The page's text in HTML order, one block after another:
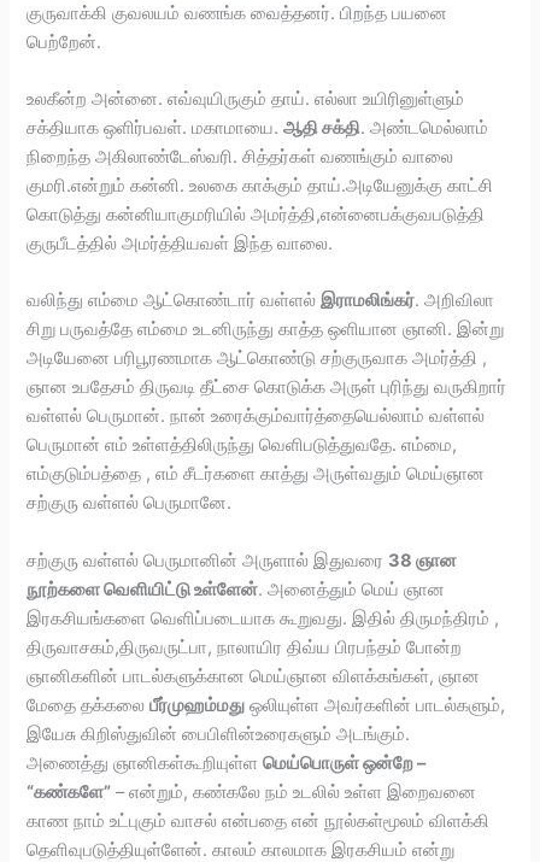
குருவாக்கி குவலயம் வணங்க வைத்தனர். பிறந்த பயனை
பெற்றேன்.
உலகீன்ற அன்னை. எவ்வுயிருகும் தாய். எல்லா உயிரினுள்ளும்
சக்தியாக ஒளிர்பவள். மகாமாயை.ஆதி சக்தி. அண்டமெல்லாம்
நிறைந்த அகிலாண்டேஸ்வரி. சித்தர்கள் வணங்கும் வாலை
குமரி.என்றும் கன்னி. உலகை காக்கும் தாய்.அடியேனுக்கு காட்சி
கொடுத்து கன்னியாகுமரியில் அமர்த்தி,என்னைபக்குவபடுத்தி
குருபீடத்தில் அமர்த்தியவள் இந்த வாலை.
வலிந்து எம்மை ஆட்கொண்டார் வள்ளல்இராமலிங்கர். அறிவிலா
சிறு பருவத்தே எம்மை உடனிருந்து காத்த ஒளியான ஞானி. இன்று
அடியேனை பரிபூரணமாக ஆட்கொண்டு சற்குருவாக அமர்த்தி ,
ஞான உபதேசம் திருவடி தீட்சை கொடுக்க அருள் புரிந்து வருகிறார்
வள்ளல் பெருமான். நான் உரைக்கும்வார்த்தையெல்லாம் வள்ளல்
பெருமான் எம் உள்ளத்திலிருந்து வெளிபடுத்துவதே. எம்மை,
எம்குடும்பத்தை , எம் சீடர்களை காத்து அருள்வதும் மெய்ஞான
சற்குரு வள்ளல் பெருமானே.
சற்குரு வள்ளல் பெருமானின் அருளால் இதுவரை 38 ஞான
நூற்களை வெளியிட்டு உள்ளேன். அனைத்தும் மெய் ஞான
இரகசியங்களை வெளிப்படையாக கூறுவது. இதில் திருமந்திரம் ,
திருவாசகம்,திருவருட்பா, நாலாயிர திவ்ய பிரபந்தம் போன்ற
ஞானிகளின் பாடல்களுக்கான மெய்ஞான விளக்கங்கள், ஞான
மேதை தக்கலைபீர்முஹம்மது ஒலியுள்ள அவர்களின் பாடல்களும்,
இயேசு கிறிஸ்துவின் பைபிளின்உரைகளும் அடங்கும்.
அணைத்து ஞானிகள்கூறியுள்ளமெய்பொருள் ஒன்றே –
“கண்களே” – என்றும், கண்கலே நம் உடலில் உள்ள இறைவனை
காண நாம் உட்புகும் வாசல் என்பதை என் நூல்கள்மூலம் விளக்கி
தெளிவுபடுத்தியுள்ளேன். காலம் காலமாக இரகசியம் என்று